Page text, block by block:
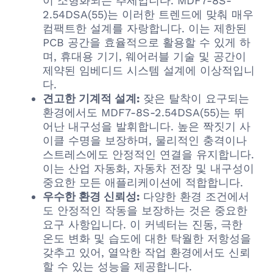
2.54DSA(55)는 이러한 트렌드에 맞춰 매우
컴팩트한 설계를 자랑합니다. 이는 제한된
PCB 공간을 효율적으로 활용할 수 있게 하
며, 휴대용 기기, 웨어러블 기술 및 공간이
제약된 임베디드 시스템 설계에 이상적입니
다.
견고한 기계적 설계: 잦은 탈착이 요구되는
환경에서도 MDF7-8S-2.54DSA(55)는 뛰
어난 내구성을 발휘합니다. 높은 짝짓기 사
이클 수명을 보장하며, 물리적인 충격이나
스트레스에도 안정적인 연결을 유지합니다.
이는 산업 자동화, 자동차 전장 및 내구성이
중요한 모든 애플리케이션에 적합합니다.
우수한 환경 신뢰성: 다양한 환경 조건에서
도 안정적인 작동을 보장하는 것은 중요한
요구 사항입니다. 이 커넥터는 진동, 극한
온도 변화 및 습도에 대한 탁월한 저항성을
갖추고 있어, 열악한 작업 환경에서도 신뢰
할 수 있는 성능을 제공합니다.